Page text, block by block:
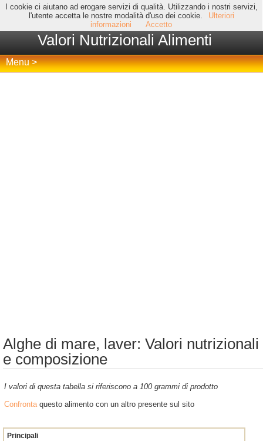
I cookie ci aiutano ad erogare servizi di qualità. Utilizzando i nostri servizi,
l'utente accetta le nostre modalità d'uso dei cookie.
Ulteriori
informazioni
Accetto
Valori Nutrizionali Alimenti
Menu >
Alghe di mare, laver: Valori nutrizionali
e composizione
I valori di questa tabella si riferiscono a 100 grammi di prodotto
Confrontaquesto alimento con un altro presente sul sito
Principali